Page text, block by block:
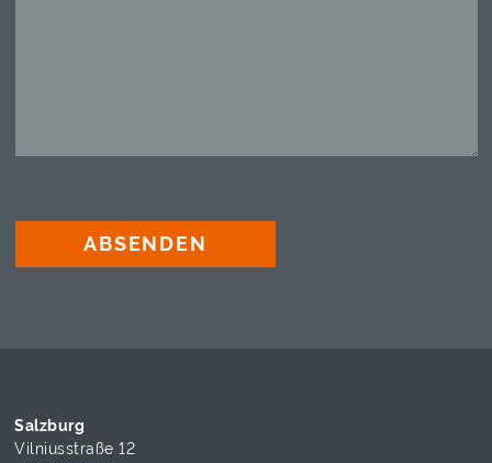
ABSENDEN
Salzburg
Vilniusstraße 12